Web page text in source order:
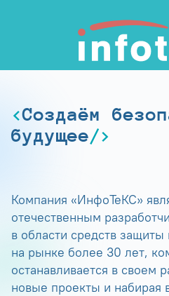
Создаём
будущее
Компания «ИнфоТеКС»
отечественным
в области средств
на рынке более 30 лет,
останавливается в своем
новые проекты и набирая